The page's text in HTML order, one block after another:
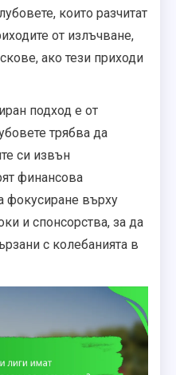
които разчитат
от излъчване,
ако тези приходи
подход е от
трябва да
си извън
финансова
фокусиране върху
и спонсорства, за да
с колебанията в